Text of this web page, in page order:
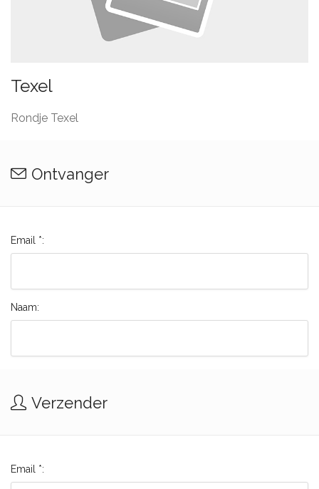
Texel
Rondje Texel
Ontvanger
Email *:
Naam:
Verzender
Email *: